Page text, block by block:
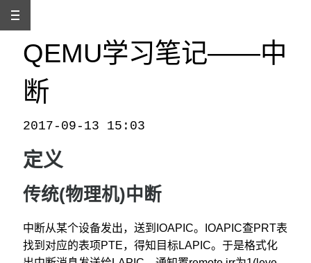
QEMU学习笔记——中
断
2017-09-13 15:03
定义
传统(物理机)中断
中断从某个设备发出，送到IOAPIC。IOAPIC查PRT表
找到对应的表项PTE，得知目标LAPIC。于是格式化